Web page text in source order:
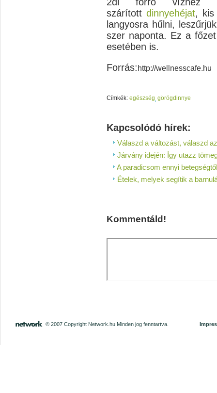
szárított dinnyehéjat, kis
langyosra hűlni,
szer naponta. Ez a
esetében is.
Forrás:http://wellnesscafe.hu
Címkék: egészség görögdinnye
Kapcsolódó hírek:
Válaszd a változást, válaszd
Járvány idején: Így utazz
A paradicsom ennyi
Ételek, melyek segítik a
Kommentáld!
© 2007 Copyright Network.hu Minden jog fenntartva.